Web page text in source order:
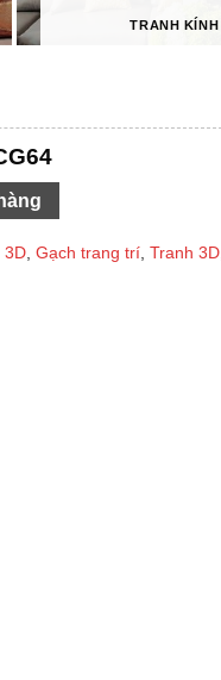
TRANH KÍNH
3D, Gạch trang trí, Tranh 3D